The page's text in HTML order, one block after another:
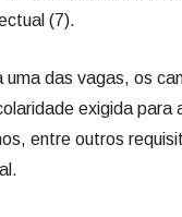
(7).
uma das vagas, os
exigida para
entre outros